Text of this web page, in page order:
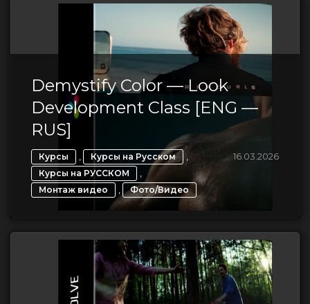
Demystify Color — Look
Development Class [ENG —
RUS]
Курсы , Курсы на Русском ,
Курсы на РУССКОМ ,
Монтаж видео , Фото/Видео
16.03.2026